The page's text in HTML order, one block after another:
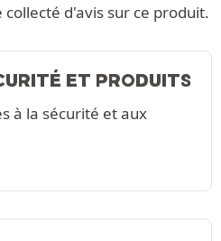
d'avis sur ce produit.
ET PRODUITS
à la sécurité et aux